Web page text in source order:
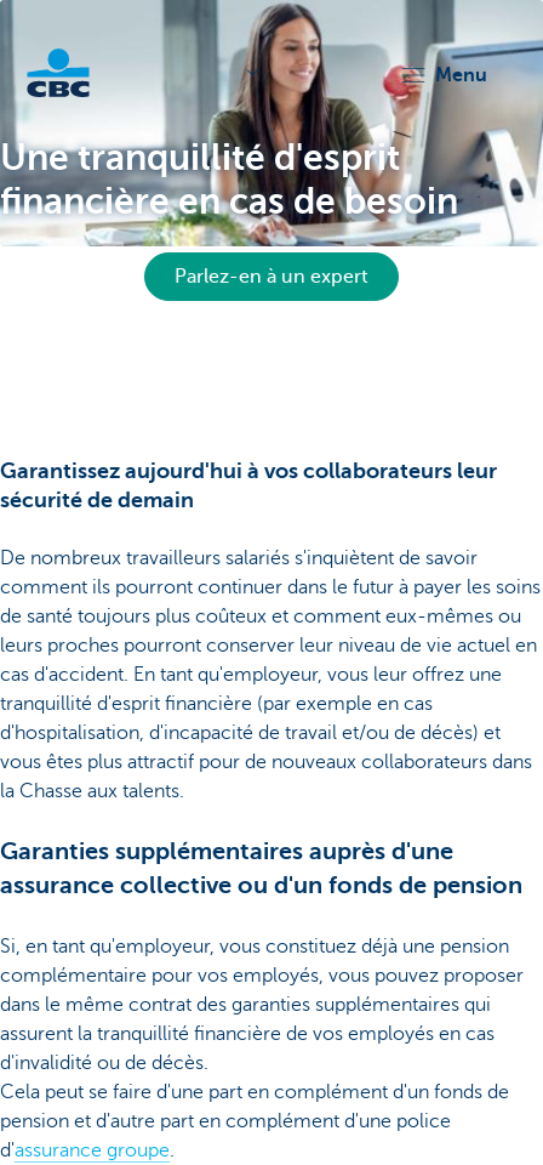
menu
Une tranquillité d'esprit
financière en cas de besoin
Parlez-en à un expert
Garantissez aujourd'hui à vos collaborateurs leur
sécurité de demain
De nombreux travailleurs salariés s'inquiètent de savoir
comment ils pourront continuer dans le futur à payer les soins
de santé toujours plus coûteux et comment eux-mêmes ou
leurs proches pourront conserver leur niveau de vie actuel en
cas d'accident. En tant qu'employeur, vous leur offrez une
tranquillité d'esprit financière (par exemple en cas
d'hospitalisation, d'incapacité de travail et/ou de décès) et
vous êtes plus attractif pour de nouveaux collaborateurs dans
la Chasse aux talents.
Garanties supplémentaires auprès d'une
assurance collective ou d'un fonds de pension
Si, en tant qu'employeur, vous constituez déjà une pension
complémentaire pour vos employés, vous pouvez proposer
dans le même contrat des garanties supplémentaires qui
assurent la tranquillité financière de vos employés en cas
d'invalidité ou de décès.
Cela peut se faire d'une part en complément d'un fonds de
pension et d'autre part en complément d'une police
d'assurance groupe.